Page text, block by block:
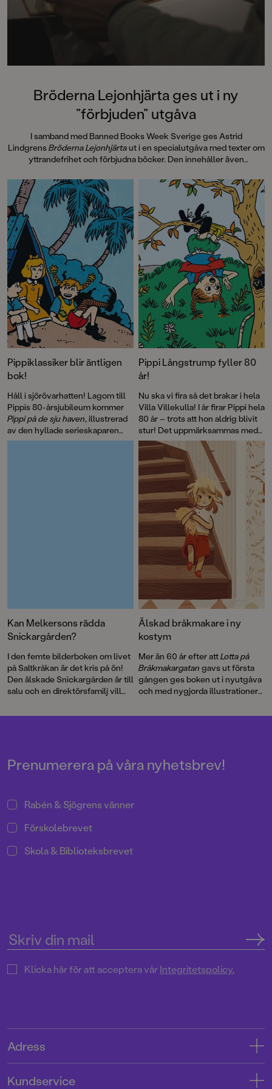
Bröderna Lejonhjärta ges ut i ny
”förbjuden” utgåva
I samband med Banned Books Week Sverige ges Astrid
LindgrensBröderna Lejonhjärtaut i en specialutgåva med texter om
yttrandefrihet och förbjudna böcker. Den innehåller även
exemplar, sk Samizdat, via hemliga nätverk i Tjeckoslovakien under
Kalla kriget på 80-talet. Pocketutgåvan avslutas med efterord av
Laurie Halse Anderson, 2023 års mottagare av Astrid Lindgren
Memorial Award, som vi även publicerar här.
Pippiklassiker blir äntligen
bok!
Håll i sjörövarhatten! Lagom till
Pippis 80-årsjubileum kommer
Pippi på de sju haven, illustrerad
av den hyllade serieskaparen
Fabian Göranson. Astrid
Pippi Långstrump fyller 80
år!
Nu ska vi fira så det brakar i hela
Villa Villekulla! I år firar Pippi hela
80 år – trots att hon aldrig blivit
stur! Det uppmärksammas med
flera böcker, däribland David
Känner du Astrid
Lindgrenoch en
genomillustrerad version av
Pippi på de sju haven.
Kan Melkersons rädda
Snickargården?
I den femte bilderboken om livet
på Saltkråkan är det kris på ön!
Den älskade Snickargården är till
salu och en direktörsfamilj vill
bygga en bungalow …
berättelse.
Älskad bråkmakare i ny
kostym
Mer än 60 år efter attLotta på
Bråkmakargatan gavs ut första
gången ges boken ut i nyutgåva
och med nygjorda illustrationer
Prenumerera på våra nyhetsbrev!
Rabén & Sjögrens vänner
Förskolebrevet
Skola & Biblioteksbrevet
Klicka här för att acceptera vårIntegritetspolicy.
Adress
Kundservice